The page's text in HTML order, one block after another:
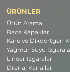
ÜRÜNLER
Ürün Arama
Baca Kapakları
Kare ve Dikdörtgen
Yağmur Suyu
Lineer Izgaralar
Drenaj Kanalları